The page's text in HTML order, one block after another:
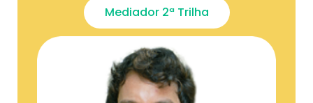
Mediador 2ª Trilha